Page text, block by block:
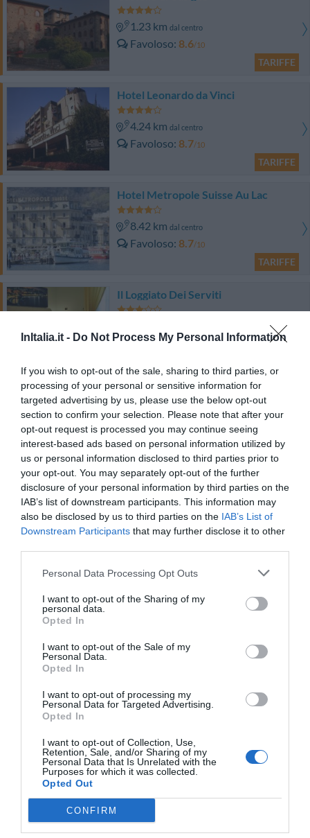
InItalia.it - Do Not Process My Personal Information
If you wish to opt-out of the sale, sharing to third parties, or
processing of your personal or sensitive information for
targeted advertising by us, please use the below opt-out
section to confirm your selection. Please note that after your
opt-out request is processed you may continue seeing
interest-based ads based on personal information utilized by
us or personal information disclosed to third parties prior to
your opt-out. You may separately opt-out of the further
disclosure of your personal information by third parties on the
IAB’s list of downstream participants. This information may
also be disclosed by us to third parties on the IAB’s List of
Downstream Participants that may further disclose it to other
Personal Data Processing Opt Outs
I want to opt-out of the Sharing of my
personal data.
Opted In
I want to opt-out of the Sale of my
Personal Data.
Opted In
I want to opt-out of processing my
Personal Data for Targeted Advertising.
Opted In
I want to opt-out of Collection, Use,
Retention, Sale, and/or Sharing of my
Personal Data that Is Unrelated with the
Purposes for which it was collected.
Opted Out
CONFIRM
1.23 km dal centro
Favoloso 8.6/10
TARIFFE
Hotel Leonardo da Vinci
4.24 km dal centro
Favoloso 8.7/10
TARIFFE
Hotel Metropole Suisse Au Lac
8.42 km dal centro
Favoloso 8.7/10
TARIFFE
Il Loggiato Dei Serviti
Ottimo 8.4
Albergo Le Due Corti
8.00 kmdal centro
Eccellente 9.3/10
TARIFFE
Axolute Comfort Hotel
8.62 km dal centro
Hotel Vista Lago
Ottimo 8.4/10
TARIFFE
Hotel Regina Olga
Ottimo 8/10
TARIFFE
9.11 km